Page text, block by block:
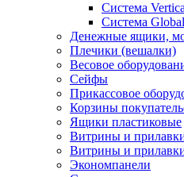
Система
Система Global
Денежные ящики,
Плечики (вешалки)
Весовое
Сейфы
Прикассовое
Корзины
Ящики пластиковые
Витрины и
Витрины и
Экономпанели